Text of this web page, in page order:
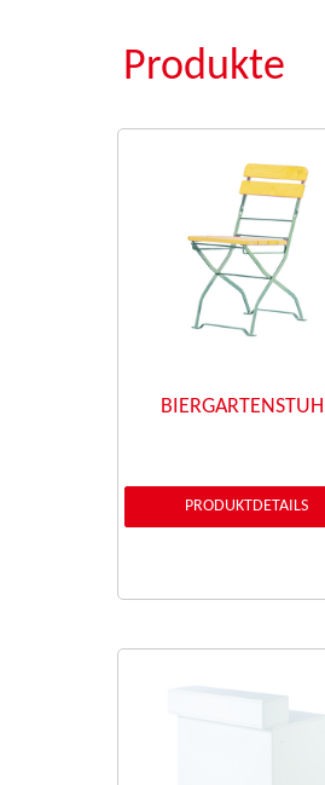
Produkte
PRODUKTDETAILS